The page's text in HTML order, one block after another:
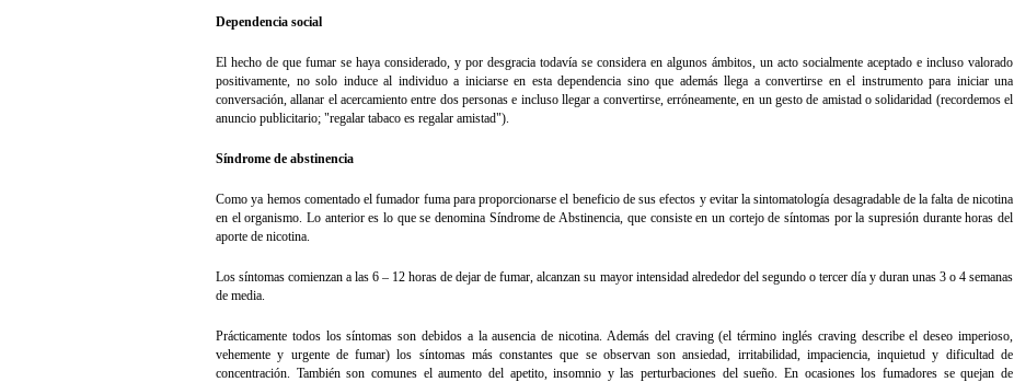
Dependencia social
El hecho de que fumar se haya considerado, y por desgracia todavía se considera en algunos ámbitos, un acto socialmente aceptado e incluso valorado
positivamente, no solo induce al individuo a iniciarse en esta dependencia sino que además llega a convertirse en el instrumento para iniciar una
conversación, allanar el acercamiento entre dos personas e incluso llegar a convertirse, erróneamente, en un gesto de amistad o solidaridad (recordemos el
anuncio publicitario; "regalar tabaco es regalar amistad").
Síndrome de abstinencia
Como ya hemos comentado el fumador fuma para proporcionarse el beneficio de sus efectos y evitar la sintomatología desagradable de la falta de nicotina
en el organismo. Lo anterior es lo que se denomina Síndrome de Abstinencia, que consiste en un cortejo de síntomas por la supresión durante horas del
aporte de nicotina.
Los síntomas comienzan a las 6 – 12 horas de dejar de fumar, alcanzan su mayor intensidad alrededor del segundo o tercer día y duran unas 3 o 4 semanas
de media.
Prácticamente todos los síntomas son debidos a la ausencia de nicotina. Además del craving (el término inglés craving describe el deseo imperioso,
vehemente y urgente de fumar) los síntomas más constantes que se observan son ansiedad, irritabilidad, impaciencia, inquietud y dificultad de
concentración. También son comunes el aumento del apetito, insomnio y las perturbaciones del sueño. En ocasiones los fumadores se quejan de